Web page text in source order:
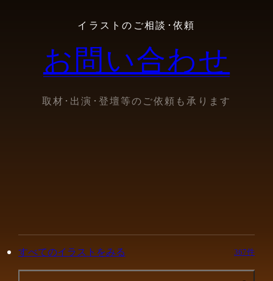
イラストのご相談･依頼
お問い合わせ
取材･出演･登壇等のご依頼も承ります
すべてのイラストをみる 367件